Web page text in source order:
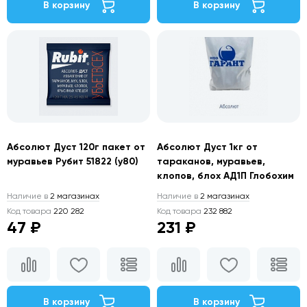
В корзину В корзину
Абсолют Дуст 120г пакет от
муравьев Рубит 51822 (у80)
Наличие в 2 магазинах
Код товара 220 282
47 ₽
В корзину
Абсолют Дуст 1кг от
тараканов, муравьев,
клопов, блох АД1П Глобохим
Наличие в 2 магазинах
Код товара 232 882
231 ₽
В корзину